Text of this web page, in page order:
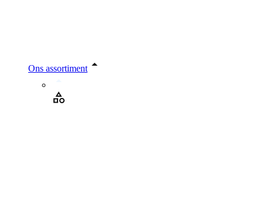
Ons assortiment